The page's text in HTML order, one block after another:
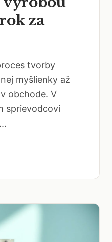
za
tvorby
myšlienky až
obchode. V
sprievodcovi